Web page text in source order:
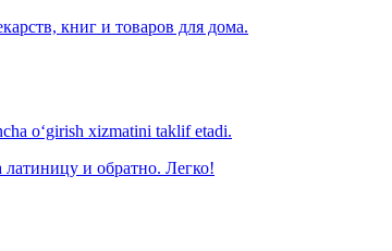
книг и товаров для дома.
o‘girish xizmatini taklif etadi.
и обратно. Легко!